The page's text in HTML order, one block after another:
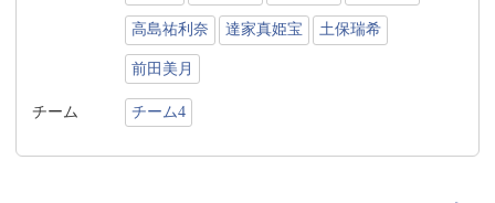
高島祐利奈 達家真姫宝 土保瑞希
前田美月
チーム チーム4